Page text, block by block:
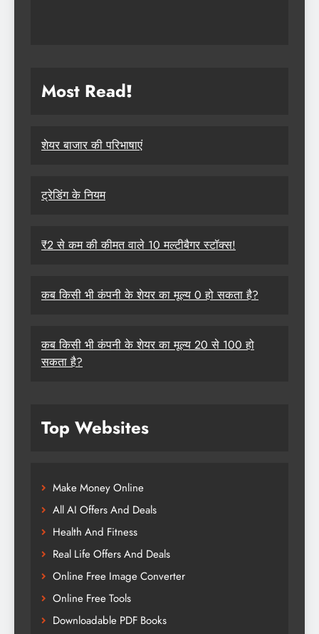
Most Read!
शेयर बाजार की परिभाषाएं
ट्रेडिंग के नियम
₹2 से कम की कीमत वाले 10 मल्टीबैगर स्टॉक्स!
कब किसी भी कंपनी के शेयर का मूल्य 0 हो सकता है?
कब किसी भी कंपनी के शेयर का मूल्य 20 से 100 हो
सकता है?
Top Websites
Make Money Online
All AI Offers And Deals
Health And Fitness
Real Life Offers And Deals
Online Free Image Converter
Online Free Tools
Downloadable PDF Books